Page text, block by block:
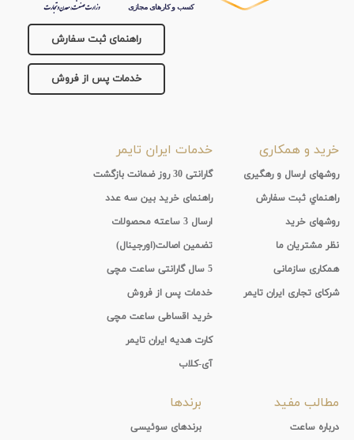
راهنمای ثبت سفارش
خدمات پس از فروش
خرید و همکاری
روشهای ارسال و رهگیری
راهنماي ثبت سفارش
روشهای خرید
نظر مشتریان ما
همکاری سازمانی
شرکای تجاری ایران تایمر
خدمات ایران تایمر
گارانتی 30 روز ضمانت بازگشت
راهنمای خرید بین سه عدد
ارسال 3 ساعته محصولات
تضمین اصالت(اورجینال)
5 سال گارانتی ساعت مچی
خدمات پس از فروش
خرید اقساطی ساعت مچی
کارت هدیه ایران تایمر
آی-کلاب
مطالب مفید
درباره ساعت
برندها
برندهای سوئیسی